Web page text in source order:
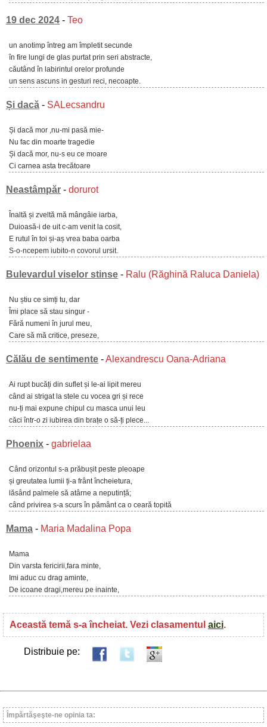
19 dec 2024 - Teo
un anotimp întreg am împletit secunde
în fire lungi de glas purtat prin seri abstracte,
căutând în labirintul orelor profunde
un sens ascuns in gesturi reci, necoapte.
Și dacă - SALecsandru
Și dacă mor ,nu-mi pasă mie-
Nu fac din moarte tragedie
Și dacă mor, nu-s eu ce moare
Ci carnea asta trecătoare
Neastâmpăr - dorurot
Înaltă și zveltă mă mângâie iarba,
Duioasă-i de uit c-am venit la cosit,
E rutul în toi și-aș vrea baba oarba
S-o-ncepem iubito-n covorul ursit.
Bulevardul viselor stinse - Ralu (Răghină Raluca Daniela)
Nu știu ce simți tu, dar
Îmi place să stau singur -
Fără numeni în jurul meu,
Care să mă critice, preseze,
Călău de sentimente -Alexandrescu Oana-Adriana
Ai rupt bucăți din suflet și le-ai lipit mereu
când ai strigat la stele cu vocea gri și rece
nu-ți mai expune chipul cu masca unui leu
căci într-o zi iubirea din brațe o să-ți plece...
Phoenix - gabrielaa
Când orizontul s-a prăbușit peste pleoape
și greutatea lumii ți-a frânt încheietura,
lăsând palmele să atârne a neputință;
când privirea s-a scurs în pământ ca o ceară topită
Mama - Maria Madalina Popa
Mama
Din varsta fericirii,fara minte,
Imi aduc cu drag aminte,
De icoane dragi,mereu pe inainte,
Această temă s-a încheiat. Vezi clasamentul aici.
Distribuie pe:
Împărtăşeşte-ne opinia ta: